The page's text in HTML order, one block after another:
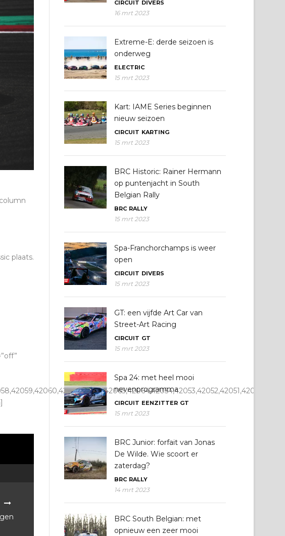
plaats.
CIRCUIT DIVERS
16 mrt 2023
Extreme-E: derde seizoen is
onderweg
ELECTRIC
15 mrt 2023
Kart: IAME Series beginnen
nieuw seizoen
CIRCUIT KARTING
15 mrt 2023
BRC Historic: Rainer Hermann
op puntenjacht in South
Belgian Rally
BRC RALLY
15 mrt 2023
Spa-Franchorchamps is weer
open
CIRCUIT DIVERS
15 mrt 2023
GT: een vijfde Art Car van
Street-Art Racing
CIRCUIT GT
15 mrt 2023
Spa 24: met heel mooi
nevenprogramma
CIRCUIT EENZITTER GT
15 mrt 2023
BRC Junior: forfait van Jonas
De Wilde. Wie scoort er
zaterdag?
BRC RALLY
14 mrt 2023
BRC South Belgian: met
opnieuw een zeer mooi